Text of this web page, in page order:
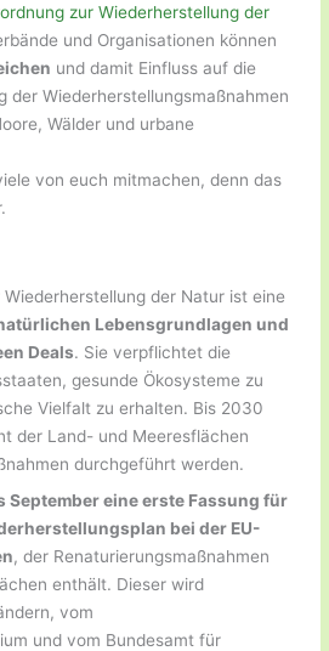
zur Wiederherstellung der
und Organisationen können
und damit Einfluss auf die
der Wiederherstellungsmaßnahmen
Wälder und urbane
von euch mitmachen, denn das
Wiederherstellung der Natur ist eine
Lebensgrundlagen und
Deals. Sie verpflichtet die
gesunde Ökosysteme zu
Vielfalt zu erhalten. Bis 2030
der Land- und Meeresflächen
durchgeführt werden.
September eine erste Fassung für
bei der EU-
, der Renaturierungsmaßnahmen
enthält. Dieser wird
vom
und vom Bundesamt für